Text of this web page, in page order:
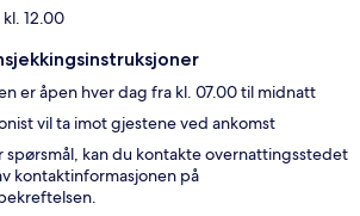
12.00
er åpen hver dag fra kl. 07.00 til midnatt
vil ta imot gjestene ved ankomst
spørsmål, kan du kontakte overnattingsstedet
kontaktinformasjonen på